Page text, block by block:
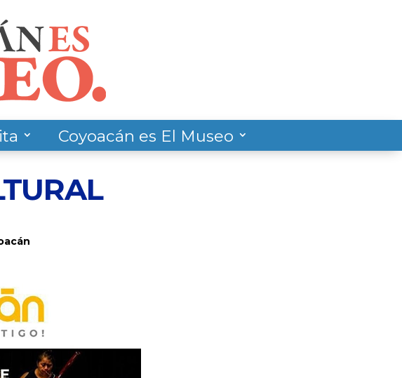
Coyoacán es El Museo